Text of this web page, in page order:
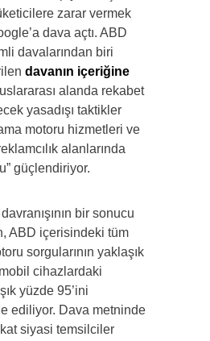
zarar vermek
dava açtı. ABD
davalarından biri
davanın içeriğine
alanda rekabet
yasadışı taktikler
motoru hizmetleri ve
alanlarında
güçlendiriyor.
bir sonucu
ABD içerisindeki tüm
sorgularının yaklaşık
mobil cihazlardaki
yüzde 95’ini
ediliyor. Dava metninde
siyasi temsilciler